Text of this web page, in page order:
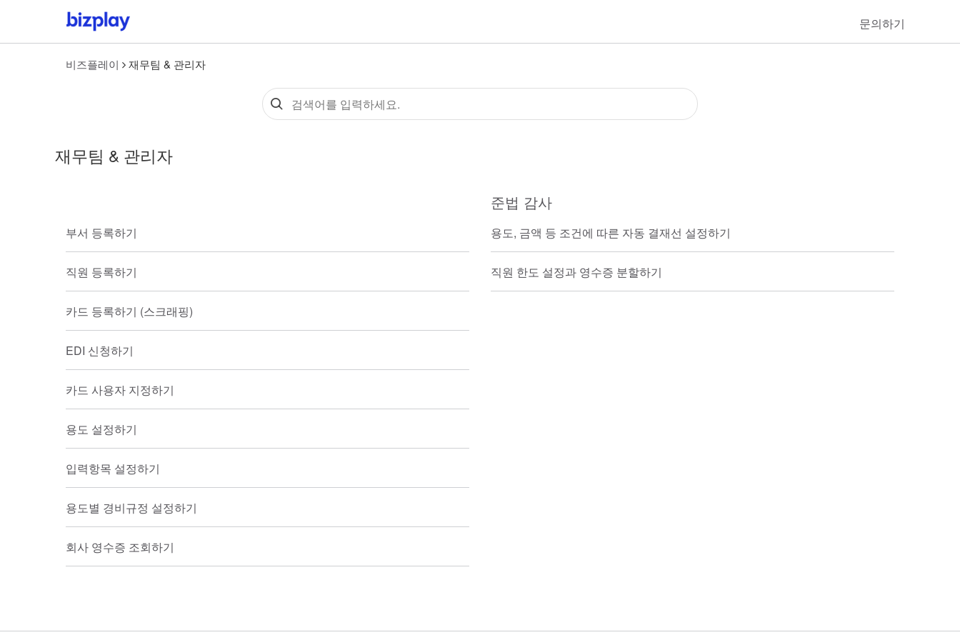
문의하기
비즈플레이 재무팀 & 관리자
재무팀 & 관리자
부서 등록하기
직원 등록하기
카드 등록하기 (스크래핑)
EDI 신청하기
카드 사용자 지정하기
용도 설정하기
입력항목 설정하기
용도별 경비규정 설정하기
회사 영수증 조회하기
준법 감사
용도, 금액 등 조건에 따른 자동 결재선 설정하기
직원 한도 설정과 영수증 분할하기